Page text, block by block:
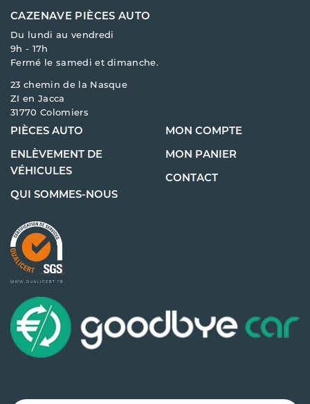
CAZENAVE PIÈCES AUTO
Du lundi au vendredi
9h - 17h
Fermé le samedi et dimanche.
23 chemin de la Nasque
ZI en Jacca
31770 Colomiers
PIÈCES AUTO
ENLÈVEMENT DE
VÉHICULES
QUI SOMMES-NOUS
MON COMPTE
MON PANIER
CONTACT